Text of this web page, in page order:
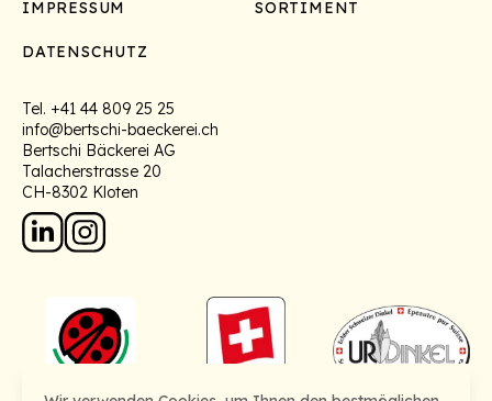
IMPRESSUM SORTIMENT
DATENSCHUTZ
Tel. +41 44 809 25 25
info@bertschi-baeckerei.ch
Bertschi Bäckerei AG
Talacherstrasse 20
CH-8302 Kloten